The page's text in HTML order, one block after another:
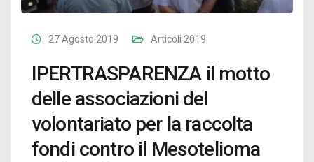
27 Agosto 2019 Articoli 2019
IPERTRASPARENZA il motto
delle associazioni del
volontariato per la raccolta
fondi contro il Mesotelioma